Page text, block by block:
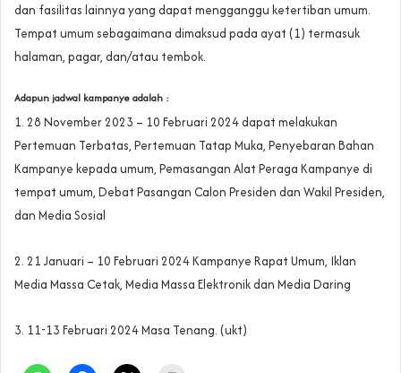
dan fasilitas lainnya yang dapat mengganggu ketertiban umum.
Tempat umum sebagaimana dimaksud pada ayat (1) termasuk
halaman, pagar, dan/atau tembok.
Adapun jadwal kampanye adalah :
1. 28 November 2023 – 10 Februari 2024 dapat melakukan
Pertemuan Terbatas, Pertemuan Tatap Muka, Penyebaran Bahan
Kampanye kepada umum, Pemasangan Alat Peraga Kampanye di
tempat umum, Debat Pasangan Calon Presiden dan Wakil Presiden,
dan Media Sosial
2. 21 Januari – 10 Februari 2024 Kampanye Rapat Umum, Iklan
Media Massa Cetak, Media Massa Elektronik dan Media Daring
3. 11-13 Februari 2024 Masa Tenang. (ukt)